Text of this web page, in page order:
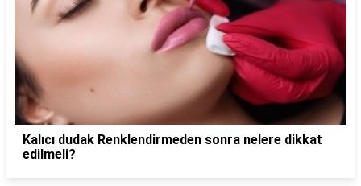
Kalıcı dudak Renklendirmeden sonra nelere dikkat
edilmeli?